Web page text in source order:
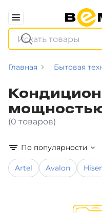
Главная Бытовая
(0 товаров)
По популярности
Artel Avalon